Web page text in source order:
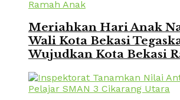
Meriahkan Hari Anak
Wali Kota Bekasi
Wujudkan Kota Bekasi